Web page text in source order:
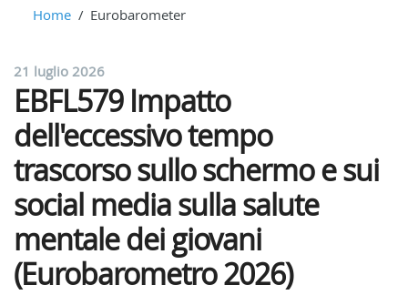
Home Eurobarometer
21 luglio 2026
EBFL579 Impatto
dell'eccessivo tempo
trascorso sullo schermo e sui
social media sulla salute
mentale dei giovani
(Eurobarometro 2026)